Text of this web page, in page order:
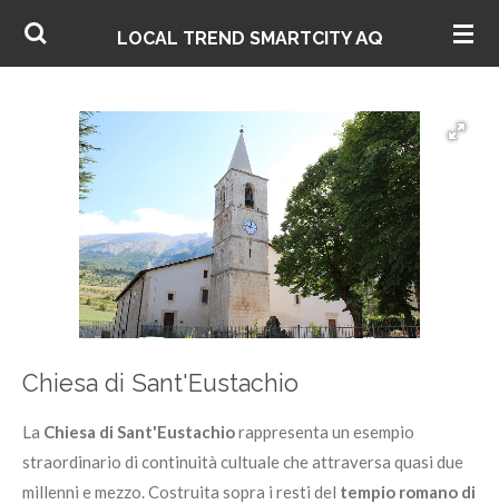
Vai
principale
LOCAL TREND SMARTCITYAQ
Chiesa di Sant'Eustachio
La Chiesa di Sant'Eustachiorappresenta un esempio
straordinario di continuità cultuale che attraversa quasi due
millenni e mezzo. Costruita sopra i resti del tempio romano di